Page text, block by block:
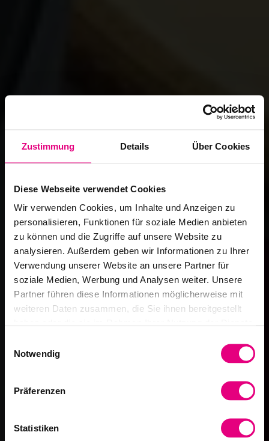
Zustimmung Details Über Cookies
Diese Webseite verwendet Cookies
Wir verwenden Cookies, um Inhalte und Anzeigen zu
personalisieren, Funktionen für soziale Medien anbieten
zu können und die Zugriffe auf unsere Website zu
analysieren. Außerdem geben wir Informationen zu Ihrer
Verwendung unserer Website an unsere Partner für
soziale Medien, Werbung und Analysen weiter. Unsere
Partner führen diese Informationen möglicherweise mit
weiteren Daten zusammen, die Sie ihnen bereitgestellt
Notwendig
Präferenzen
Statistiken